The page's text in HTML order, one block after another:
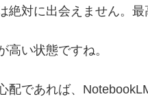
絶対に出会えません。
高い状態ですね。
配であれば、